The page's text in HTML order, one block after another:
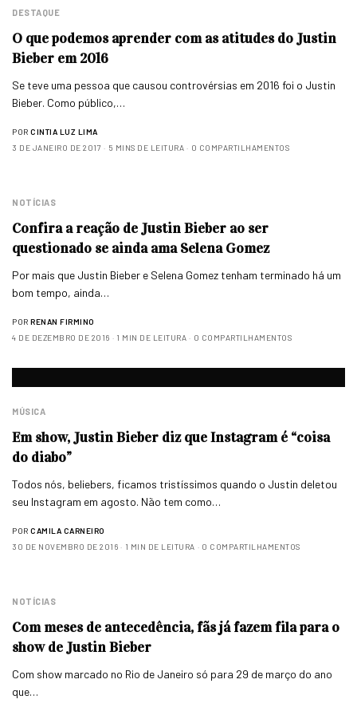
DESTAQUE
O que podemos aprender com as atitudes do Justin
Bieber em 2016
Se teve uma pessoa que causou controvérsias em 2016 foi o Justin
Bieber. Como público,…
POR CINTIA LUZ LIMA
3 DE JANEIRO DE 2017
5 MINS DE LEITURA 0 COMPARTILHAMENTOS
NOTÍCIAS
Confira a reação de Justin Bieber ao ser
questionado se ainda ama Selena Gomez
Por mais que Justin Bieber e Selena Gomez tenham terminado há um
bom tempo, ainda…
POR RENAN FIRMINO
4 DE DEZEMBRO DE 2016
1 MIN DE LEITURA 0 COMPARTILHAMENTOS
MÚSICA
Em show, Justin Bieber diz que Instagram é “coisa
do diabo”
Todos nós, beliebers, ficamos tristíssimos quando o Justin deletou
seu Instagram em agosto. Não tem como…
POR CAMILA CARNEIRO
30 DE NOVEMBRO DE 2016
1 MIN DE LEITURA 0 COMPARTILHAMENTOS
NOTÍCIAS
Com meses de antecedência, fãs já fazem fila para o
show de Justin Bieber
Com show marcado no Rio de Janeiro só para 29 de março do ano
que…